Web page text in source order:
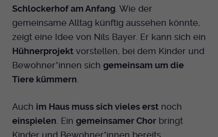
Schlockerhof am Anfang . Wie der
gemeinsame Alltag künftig aussehen könnte,
zeigt eine Idee von Nils Bayer. Er kann sich ein
Hühnerprojekt vorstellen, bei dem Kinder und
Bewohner*innen sich gemeinsam um die
Tiere kümmern
Auch im Haus muss sich vieles erst noch
einspielen . Ein gemeinsamer Chor bringt
Kinder und Bewohner*innen bereits